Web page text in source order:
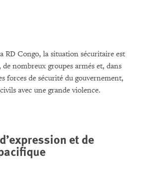
RD Congo, la situation sécuritaire est
de nombreux groupes armés et, dans
forces de sécurité du gouvernement,
avec une grande violence.
et de